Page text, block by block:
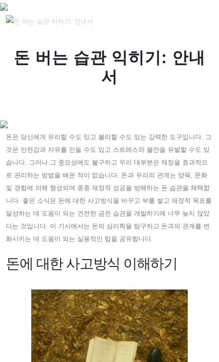
돈 버는 습관 익히기: 안내
서
돈은 당신에게 유리할 수도 있고 불리할 수도 있는 강력한 도구입니다. 그
것은 안전감과 자유를 만들 수도 있고 스트레스와 불안을 유발할 수도 있
습니다. 그러나 그 중요성에도 불구하고 우리 대부분은 재정을 효과적으
로 관리하는 방법을 배운 적이 없습니다. 돈과 우리의 관계는 양육, 문화
및 경험에 의해 형성되며 종종 재정적 성공을 방해하는 돈 습관을 채택합
니다. 좋은 소식은 돈에 대한 사고방식을 바꾸고 부를 쌓고 재정적 목표를
달성하는 데 도움이 되는 건전한 금전 습관을 개발하기에 너무 늦지 않았
다는 것입니다. 이 기사에서는 돈의 심리학을 탐구하고 돈과의 관계를 변
화시키는 데 도움이 되는 실용적인 팁을 공유합니다.
돈에 대한 사고방식 이해하기